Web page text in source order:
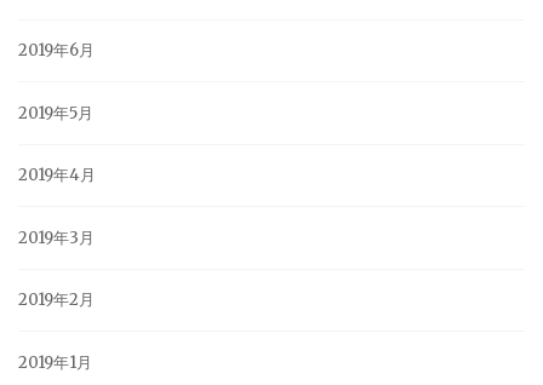
2019年6月
2019年5月
2019年4月
2019年3月
2019年2月
2019年1月